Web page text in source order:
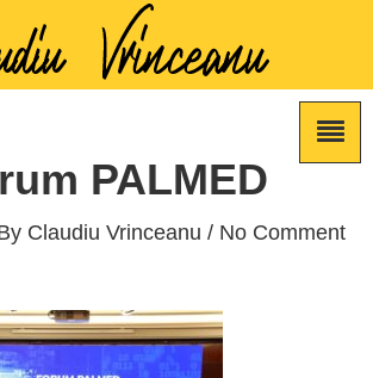
PALMED
Claudiu Vrinceanu / No Comment